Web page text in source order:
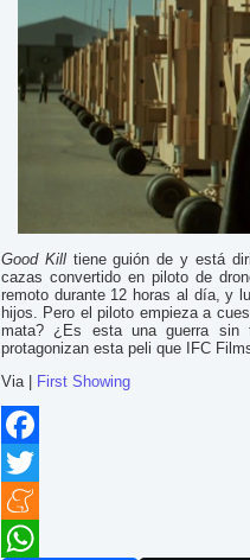
Good Killtiene guión de y está
cazas convertido en piloto de
remoto durante 12 horas al día, y
hijos. Pero el piloto empieza a
mata? ¿Es esta una guerra sin
protagonizan esta peli que IFC
Via |
First Showing
Facebook
Twitter
Meneame